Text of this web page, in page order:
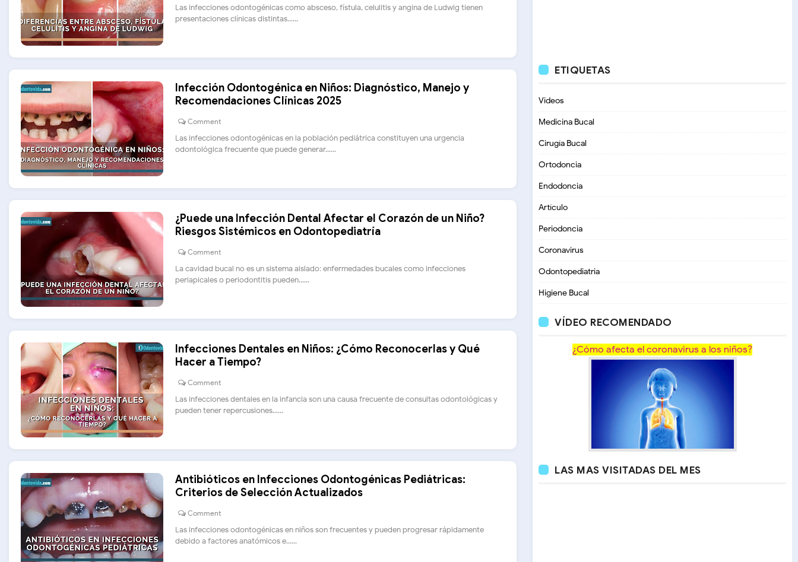
Las infecciones odontogénicas como absceso, fístula, celulitis y angina de Ludwig tienen
presentaciones clínicas distintas......
Infección Odontogénica en Niños: Diagnóstico, Manejo y
Recomendaciones Clínicas 2025
Comment
Las infecciones odontogénicas en la población pediátrica constituyen una urgencia
odontológica frecuente que puede generar......
¿Puede una Infección Dental Afectar el Corazón de un Niño?
Riesgos Sistémicos en Odontopediatría
Comment
La cavidad bucal no es un sistema aislado: enfermedades bucales como infecciones
periapicales o periodontitis pueden......
Infecciones Dentales en Niños: ¿Cómo Reconocerlas y Qué
Hacer a Tiempo?
Comment
Las infecciones dentales en la infancia son una causa frecuente de consultas odontológicas y
pueden tener repercusiones......
Antibióticos en Infecciones Odontogénicas Pediátricas:
Criterios de Selección Actualizados
Comment
Las infecciones odontogénicas en niños son frecuentes y pueden progresar rápidamente
debido a factores anatómicos e......
ETIQUETAS
Videos
Medicina Bucal
Cirugía Bucal
Ortodoncia
Endodoncia
Artículo
Periodoncia
Coronavirus
Odontopediatria
Higiene Bucal
VÍDEO RECOMENDADO
¿Cómo afecta el coronavirus a los niños?
LAS MAS VISITADAS DEL MES